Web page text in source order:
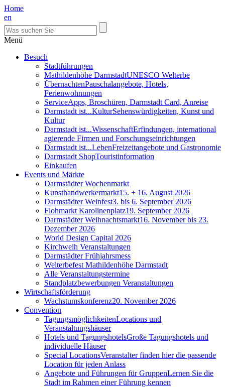
Home
en
Menü
Besuch
Stadtführungen
Mathildenhöhe DarmstadtUNESCO Welterbe
ÜbernachtenPauschalangebote, Hotels,
Ferienwohnungen
ServiceApps, Broschüren, Darmstadt Card, Anreise
Darmstadt ist...KulturSehenswürdigkeiten, Kunst und
Kultur
Darmstadt ist...WissenschaftErfindungen, international
agierende Firmen und Forschungseinrichtungen
Darmstadt ist...LebenFreizeitangebote und Gastronomie
Darmstadt ShopTouristinformation
Einkaufen
Events und Märkte
Darmstädter Wochenmarkt
Kunsthandwerkermarkt15. + 16. August 2026
Darmstädter Weinfest3. bis 6. September 2026
Flohmarkt Karolinenplatz19. September 2026
Darmstädter Weihnachtsmarkt16. November bis 23.
Dezember 2026
World Design Capital 2026
Kirchweih Veranstaltungen
Darmstädter Frühjahrsmess
Welterbefest Mathildenhöhe Darmstadt
Alle Veranstaltungstermine
Standplatzbewerbungen Veranstaltungen
Wirtschaftsförderung
Wachstumskonferenz20. November 2026
Convention
TagungsmöglichkeitenLocations und
Veranstaltungshäuser
Hotels und TagungshotelsGroße Tagungshotels und
individuelle Häuser
Special LocationsVeranstalter finden hier die passende
Location für jeden Anlass
Angebote und Führungen für GruppenLernen Sie die
Stadt im Rahmen einer Führung kennen